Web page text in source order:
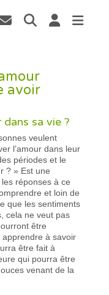
avoir
sa vie ?
veulent
l’amour dans leur
périodes et le
? » Est une
réponses à ce
et loin de
que les sentiments
cela ne veut pas
être
à savoir
être fait à
qui pourra être
venant de la